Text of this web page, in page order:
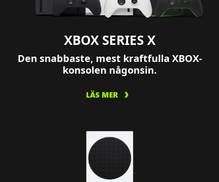
XBOX SERIES X
Den snabbaste, mest kraftfulla XBOX-
konsolen någonsin.
LÄS MER